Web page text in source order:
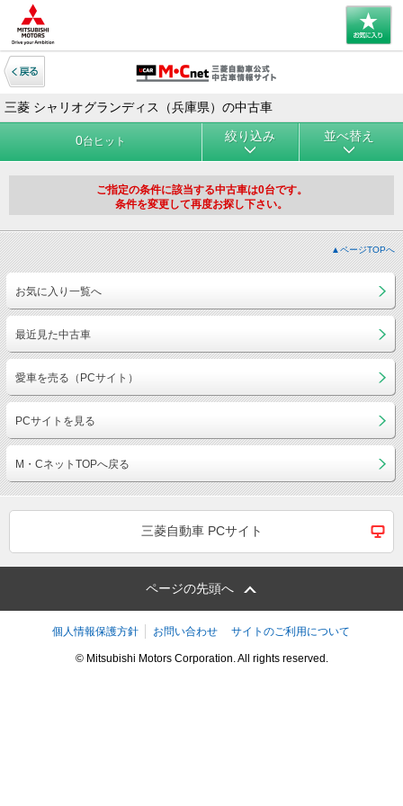
三菱 シャリオグランディス（兵庫県）の中古車
0台ヒット 絞り込み 並べ替え
ご指定の条件に該当する中古車は0台です。
条件を変更して再度お探し下さい。
▲ページTOPへ
お気に入り一覧へ
最近見た中古車
愛車を売る（PCサイト）
PCサイトを見る
M・CネットTOPへ戻る
三菱自動車 PCサイト
ページの先頭へ
個人情報保護方針 お問い合わせ サイトのご利用について
© Mitsubishi Motors Corporation. All rights reserved.